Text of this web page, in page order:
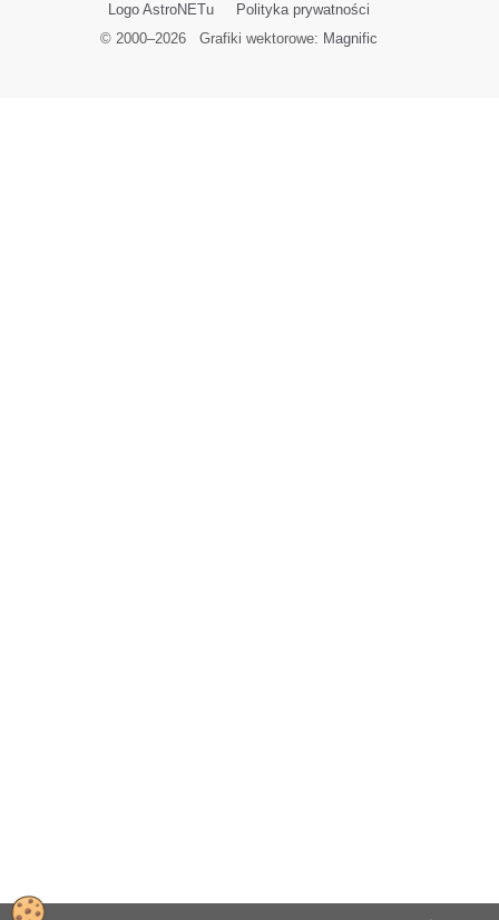
Logo AstroNETu
Polityka prywatności
© 2000–2026Grafiki wektorowe: Magnific